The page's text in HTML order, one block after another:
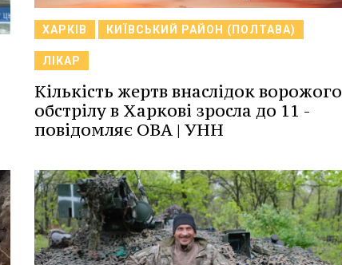
ХАРКІВ КИЇВСЬКИЙ РАЙОН (ПОЛТАВА)
ЛІКАР
Кількість жертв внаслідок ворожого
обстрілу в Харкові зросла до 11 -
повідомляє ОВА | УНН